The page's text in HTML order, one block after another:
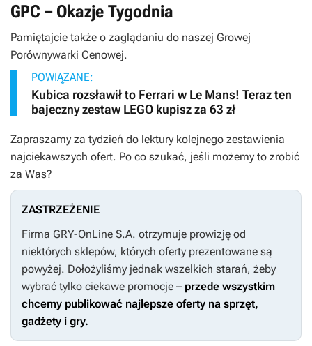
GPC – Okazje Tygodnia
Pamiętajcie także o zaglądaniu do naszej Growej
Porównywarki Cenowej.
POWIĄZANE:
Kubica rozsławił to Ferrari w Le Mans! Teraz ten
bajeczny zestaw LEGO kupisz za 63 zł
Zapraszamy za tydzień do lektury kolejnego zestawienia
najciekawszych ofert. Po co szukać, jeśli możemy to zrobić
za Was?
ZASTRZEŻENIE
Firma GRY-OnLine S.A. otrzymuje prowizję od
niektórych sklepów, których oferty prezentowane są
powyżej. Dołożyliśmy jednak wszelkich starań, żeby
wybrać tylko ciekawe promocje – przede wszystkim
chcemy publikować najlepsze oferty na sprzęt,
gadżety i gry.